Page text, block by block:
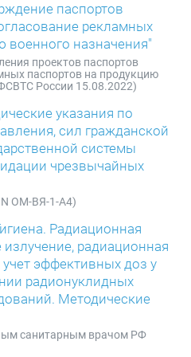
паспортов
рекламных
военного назначения"
проектов паспортов
паспортов на продукцию
России 15.08.2022)
указания по
сил гражданской
системы
чрезвычайных
ОМ-ВЯ-1-А4)
Радиационная
радиационная
эффективных доз у
радионуклидных
Методические
санитарным врачом РФ